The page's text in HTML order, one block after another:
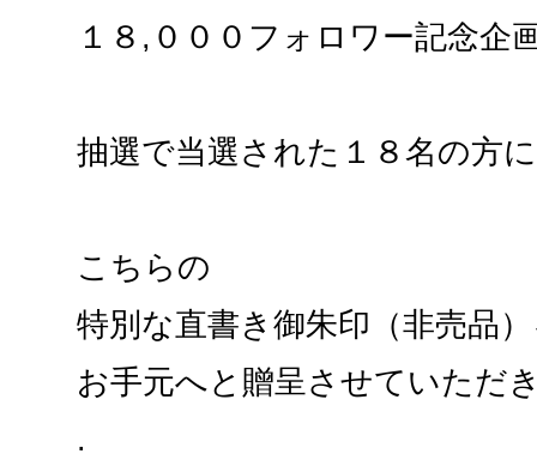
１８,０００フォロワー記念企
抽選で当選された１８名の方に
こちらの
特別な直書き御朱印（非売品
お手元へと贈呈させていただ
.